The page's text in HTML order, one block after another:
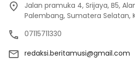
Jalan pramuka 4, Srijaya, B5,
Palembang, Sumatera Selatan,
07115711330
redaksi.beritamusi@gmail.com